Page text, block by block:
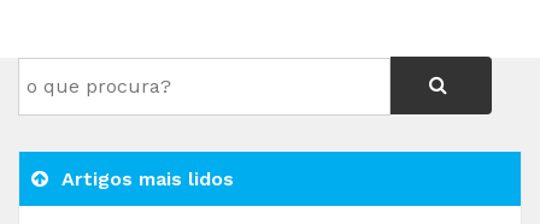
Artigos mais lidos